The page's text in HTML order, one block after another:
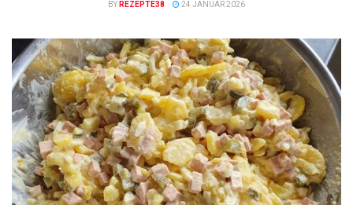
BY REZEPTE38 24 JANUAR 2026